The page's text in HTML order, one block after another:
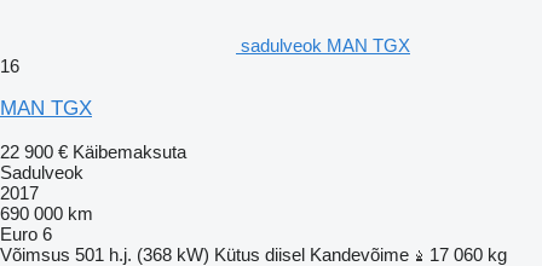
sadulveok MAN TGX
16
MAN TGX
22 900 € Käibemaksuta
Sadulveok
2017
690 000 km
Euro 6
Võimsus 501 h.j. (368 kW) Kütus diisel Kandevõime
17 060 kg